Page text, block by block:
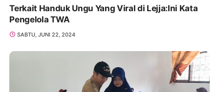
Terkait Handuk Ungu Yang Viral di Lejja:Ini Kata
Pengelola TWA
SABTU, JUNI 22, 2024